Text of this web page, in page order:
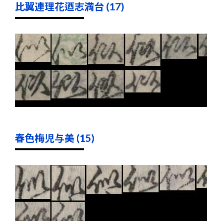
比翼連理花迺志満台 (17)
春色梅児与美 (15)